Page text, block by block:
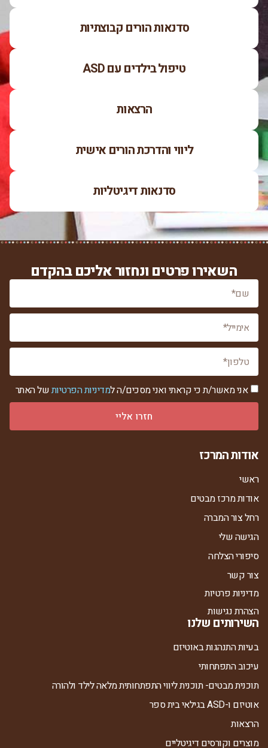
סדנאות הורים קבוצתיות
טיפול בילדים עם ASD
הרצאות
ליווי והדרכת הורים אישית
סדנאות דיגיטליות
השאירו פרטים ונחזור אליכם בהקדם
אני מאשר/ת כי קראתי ואני מסכים/ה למדיניות הפרטיותשל האתר
חזרו אליי
אודות המרכז
ראשי
אודות מרכז מבטים
רחל צור המברה
הגישה שלי
סיפורי הצלחה
צור קשר
מדיניות פרטיות
הצהרת נגישות
השירותים שלנו
בעיות התנהגות באוטיזם
עיכוב התפתחותי
תוכנית מבטים- תוכנית ליווי התפתחותית מלאה לילד ולהורה
אוטיזם ו-ASD בגילאי בית ספר
הרצאות
מוצרים וקורסים דיגיטליים